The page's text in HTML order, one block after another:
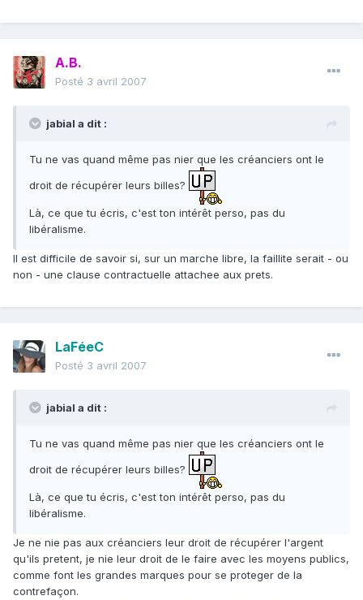
A.B.
Posté 3 avril 2007
jabial a dit :
Tu ne vas quand même pas nier que les créanciers ont le
droit de récupérer leurs billes?
Là, ce que tu écris, c'est ton intérêt perso, pas du
libéralisme.
Il est difficile de savoir si, sur un marche libre, la faillite serait - ou
non - une clause contractuelle attachee aux prets.
LaFéeC
Posté 3 avril 2007
jabial a dit :
Tu ne vas quand même pas nier que les créanciers ont le
droit de récupérer leurs billes?
Là, ce que tu écris, c'est ton intérêt perso, pas du
libéralisme.
Je ne nie pas aux créanciers leur droit de récupérer l'argent
qu'ils pretent, je nie leur droit de le faire avec les moyens publics,
comme font les grandes marques pour se proteger de la
contrefaçon.